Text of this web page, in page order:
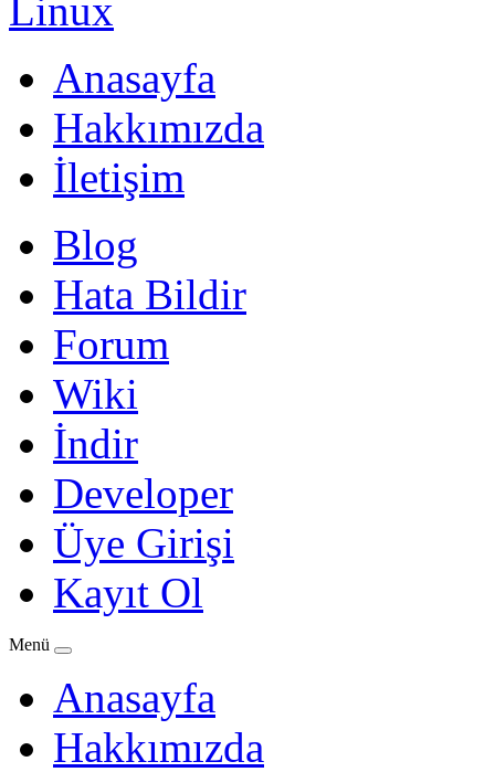
Anasayfa
Hakkımızda
İletişim
Blog
Hata Bildir
Forum
Wiki
İndir
Developer
Üye Girişi
Kayıt Ol
Menü
Anasayfa
Hakkımızda